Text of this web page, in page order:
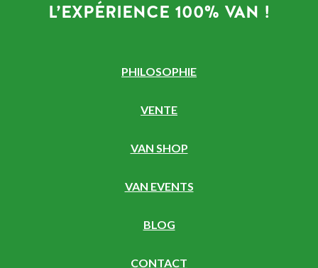
L’EXPÉRIENCE 100% VAN !
PHILOSOPHIE
VENTE
VAN SHOP
VAN EVENTS
BLOG
CONTACT